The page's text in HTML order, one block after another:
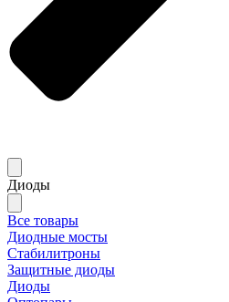
Диоды
Все товары
Диодные мосты
Стабилитроны
Защитные диоды
Диоды